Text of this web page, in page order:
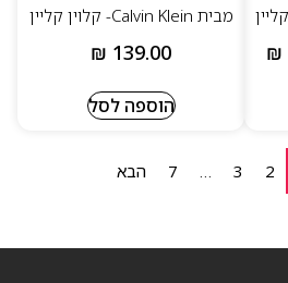
₪
מבית Calvin Klein- קלוין קליין
₪ 139.00
הוספה לסל
2
3
…
7 הבא